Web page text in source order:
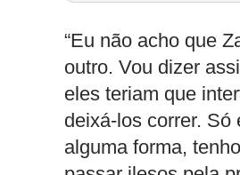
“Eu não acho que
outro. Vou dizer
eles teriam que
deixá-los correr. Só
alguma forma,